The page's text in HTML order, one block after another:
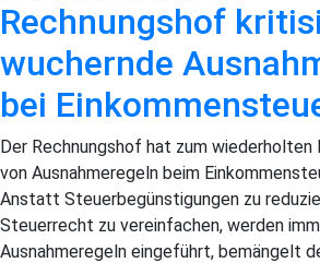
Rechnungshof
wuchernde
bei
Der Rechnungshof hat zum wiederholten
von Ausnahmeregeln beim
Anstatt Steuerbegünstigungen zu
Steuerrecht zu vereinfachen, werden
Ausnahmeregeln eingeführt, bemängelt